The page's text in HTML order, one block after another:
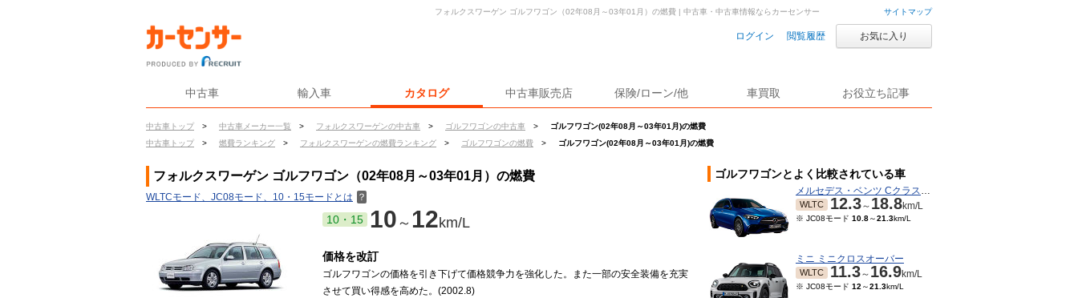
サイトマップ
ログイン 閲覧履歴 お気に入り
中古車 輸入車 カタログ 中古車販売店 保険/ローン/他 車買取 お役立ち記事
中古車トップ > 中古車メーカー一覧 > フォルクスワーゲンの中古車 > ゴルフワゴンの中古車 >
ゴルフワゴン(02年08月～03年01月)の燃費
中古車トップ
> 燃費ランキング > フォルクスワーゲンの燃費ランキング > ゴルフワゴンの燃費 > ゴルフワゴン(02年08月～03年01月)の燃費
フォルクスワーゲン ゴルフワゴン（02年08月～03年01月）の燃費 | 中古車・中古車情報ならカーセンサー
フォルクスワーゲン ゴルフワゴン（02年08月～03年01月）の燃費
WLTCモード、JC08モード、10・15モードとは ？
10・15 10 ～ 12km/L
価格を改訂
ゴルフワゴンの価格を引き下げて価格競争力を強化した。また一部の安全装備を充実
させて買い得感を高めた。(2002.8)
ゴルフワゴンとよく比較されている車
メルセデス・ベンツ Cクラスワゴン
WLTC 12.3～ 18.8km/L
※ JC08モード 10.8～21.3km/L
ミニ ミニクロスオーバー
WLTC 11.3～ 16.9km/L
※ JC08モード 12 ～21.3km/L